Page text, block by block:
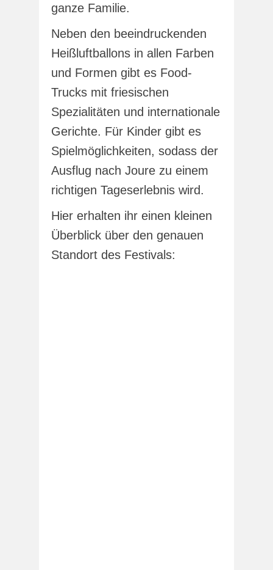
ganze Familie.
Neben den beeindruckenden
Heißluftballons in allen Farben
und Formen gibt es Food-
Trucks mit friesischen
Spezialitäten und internationale
Gerichte. Für Kinder gibt es
Spielmöglichkeiten, sodass der
Ausflug nach Joure zu einem
richtigen Tageserlebnis wird.
Hier erhalten ihr einen kleinen
Überblick über den genauen
Standort des Festivals: